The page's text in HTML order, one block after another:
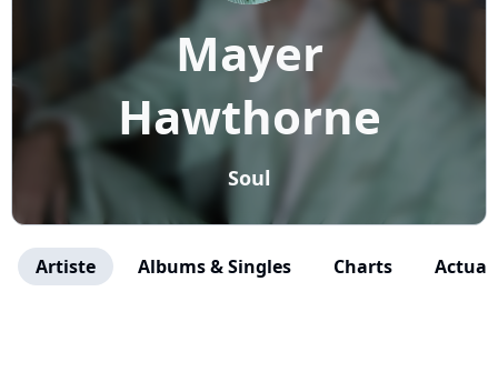
Mayer
Hawthorne
Soul
Artiste Albums & Singles Charts